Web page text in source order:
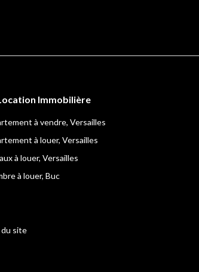
Immobilière
à vendre, Versailles
à louer, Versailles
à louer, Versailles
à louer, Buc
du site